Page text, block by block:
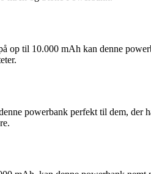
op til 10.000 mAh kan denne
powerbank perfekt til dem, der